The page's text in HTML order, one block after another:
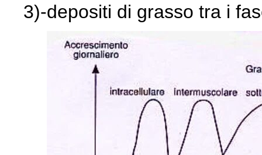
3)-depositi di grasso tra i